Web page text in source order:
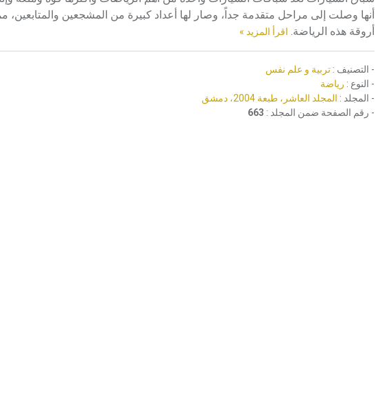
أنها وصلت إلى مراحل متقدمة جداً، وصار لها أعداد كبيرة من المشجعين والمتابعين،
أروقة هذه الرياضة. اقرأ المزيد »
- التصنيف : تربية و علم نفس
- النوع : رياضة
- المجلد : المجلد العاشر، طبعة 2004، دمشق
- رقم الصفحة ضمن المجلد : 663